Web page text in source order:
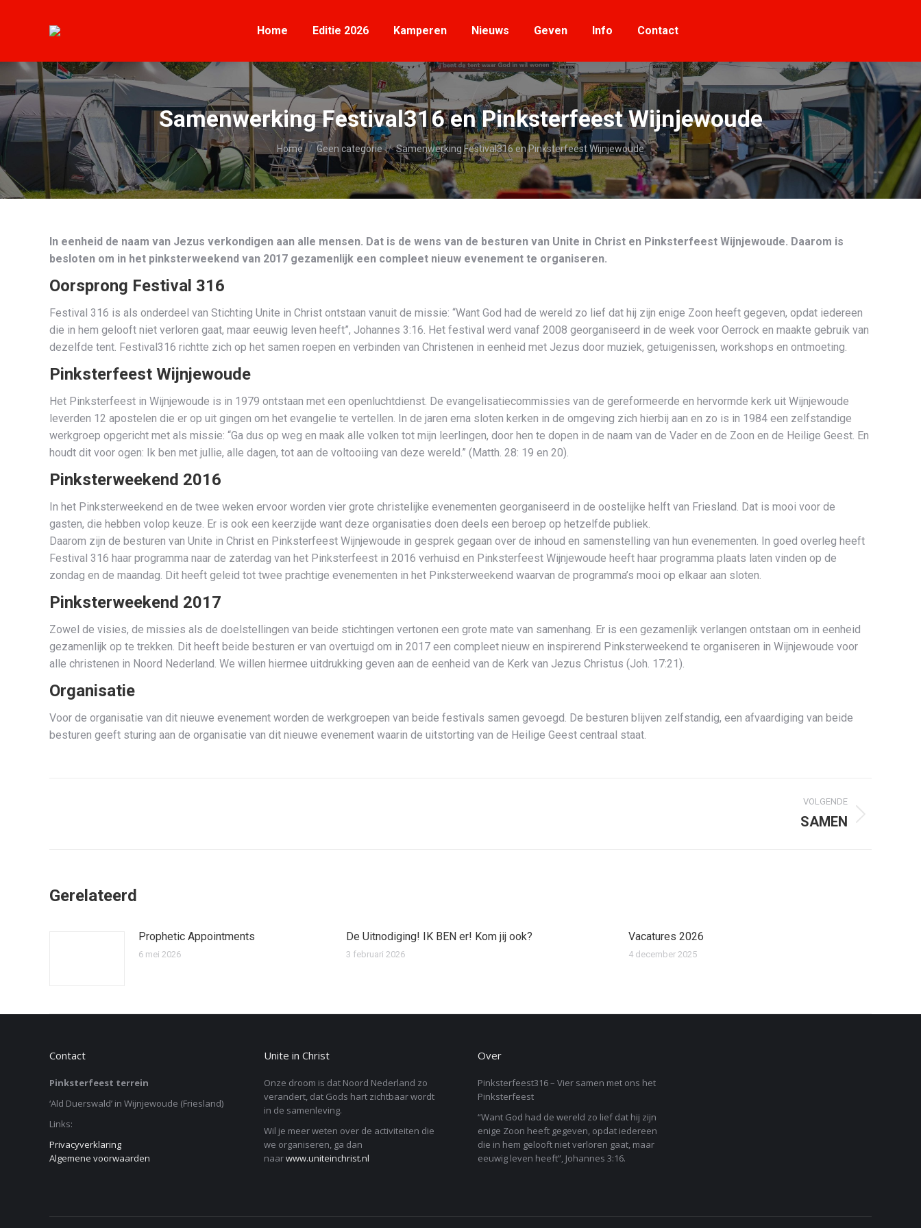
Home Editie 2026 Kamperen Nieuws Geven Info Contact
Samenwerking Festival316 en Pinksterfeest Wijnjewoude
Je bent hier:
Home Geen categorie Samenwerking Festival316 en Pinksterfeest Wijnjewoude
In eenheid de naam van Jezus verkondigen aan alle mensen. Dat is de wens van de besturen van Unite in Christ en Pinksterfeest Wijnjewoude. Daarom is
besloten om in het pinksterweekend van 2017 gezamenlijk een compleet nieuw evenement te organiseren.
Oorsprong Festival 316
Festival 316 is als onderdeel van Stichting Unite in Christ ontstaan vanuit de missie: “Want God had de wereld zo lief dat hij zijn enige Zoon heeft gegeven, opdat iedereen
die in hem gelooft niet verloren gaat, maar eeuwig leven heeft”, Johannes 3:16. Het festival werd vanaf 2008 georganiseerd in de week voor Oerrock en maakte gebruik van
dezelfde tent. Festival316 richtte zich op het samen roepen en verbinden van Christenen in eenheid met Jezus door muziek, getuigenissen, workshops en ontmoeting.
Pinksterfeest Wijnjewoude
Het Pinksterfeest in Wijnjewoude is in 1979 ontstaan met een openluchtdienst. De evangelisatiecommissies van de gereformeerde en hervormde kerk uit Wijnjewoude
leverden 12 apostelen die er op uit gingen om het evangelie te vertellen. In de jaren erna sloten kerken in de omgeving zich hierbij aan en zo is in 1984 een zelfstandige
werkgroep opgericht met als missie: “Ga dus op weg en maak alle volken tot mijn leerlingen, door hen te dopen in de naam van de Vader en de Zoon en de Heilige Geest. En
houdt dit voor ogen: Ik ben met jullie, alle dagen, tot aan de voltooiing van deze wereld.” (Matth. 28: 19 en 20).
Pinksterweekend 2016
In het Pinksterweekend en de twee weken ervoor worden vier grote christelijke evenementen georganiseerd in de oostelijke helft van Friesland. Dat is mooi voor de
gasten, die hebben volop keuze. Er is ook een keerzijde want deze organisaties doen deels een beroep op hetzelfde publiek.
Daarom zijn de besturen van Unite in Christ en Pinksterfeest Wijnjewoude in gesprek gegaan over de inhoud en samenstelling van hun evenementen. In goed overleg heeft
Festival 316 haar programma naar de zaterdag van het Pinksterfeest in 2016 verhuisd en Pinksterfeest Wijnjewoude heeft haar programma plaats laten vinden op de
zondag en de maandag. Dit heeft geleid tot twee prachtige evenementen in het Pinksterweekend waarvan de programma’s mooi op elkaar aan sloten.
Pinksterweekend 2017
Zowel de visies, de missies als de doelstellingen van beide stichtingen vertonen een grote mate van samenhang. Er is een gezamenlijk verlangen ontstaan om in eenheid
gezamenlijk op te trekken. Dit heeft beide besturen er van overtuigd om in 2017 een compleet nieuw en inspirerend Pinksterweekend te organiseren in Wijnjewoude voor
alle christenen in Noord Nederland. We willen hiermee uitdrukking geven aan de eenheid van de Kerk van Jezus Christus (Joh. 17:21).
Organisatie
Voor de organisatie van dit nieuwe evenement worden de werkgroepen van beide festivals samen gevoegd. De besturen blijven zelfstandig, een afvaardiging van beide
besturen geeft sturing aan de organisatie van dit nieuwe evenement waarin de uitstorting van de Heilige Geest centraal staat.
VOLGENDE
SAMEN
Gerelateerd
Prophetic Appointments
6 mei 2026
De Uitnodiging! IK BEN er! Kom jij ook?
3 februari 2026
Vacatures 2026
4 december 2025
Contact
Pinksterfeest terrein
‘Ald Duerswald’ in Wijnjewoude (Friesland)
Links:
Privacyverklaring
Algemene voorwaarden
Unite in Christ
Onze droom is dat Noord Nederland zo
verandert, dat Gods hart zichtbaar wordt
in de samenleving.
Wil je meer weten over de activiteiten die
we organiseren, ga dan
naarwww.uniteinchrist.nl
Over
Pinksterfeest316 – Vier samen met ons het
Pinksterfeest
“Want God had de wereld zo lief dat hij zijn
enige Zoon heeft gegeven, opdat iedereen
die in hem gelooft niet verloren gaat, maar
eeuwig leven heeft”, Johannes 3:16.